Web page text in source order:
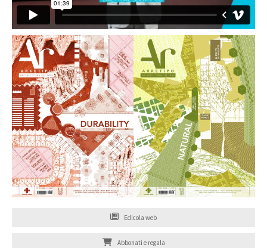
Edicola web
Abbonati e regala